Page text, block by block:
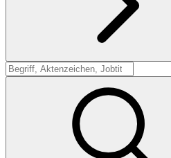
Suche